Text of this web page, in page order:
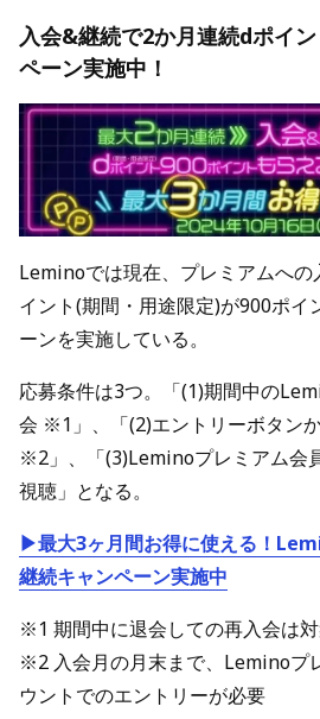
入会&継続で2か月連続dポイ
ペーン実施中！
Leminoでは現在、プレミアムへ
イント(期間・用途限定)が900ポイ
ーンを実施している。
応募条件は3つ。「(1)期間中の
会 ※1」、「(2)エントリーボタン
※2」、「(3)Leminoプレミアム会
視聴」となる。
▶最大3ヶ月間お得に使える！
継続キャンペーン実施中
※1 期間中に退会しての再入会は
※2 入会月の月末まで、Leminoプ
ウントでのエントリーが必要